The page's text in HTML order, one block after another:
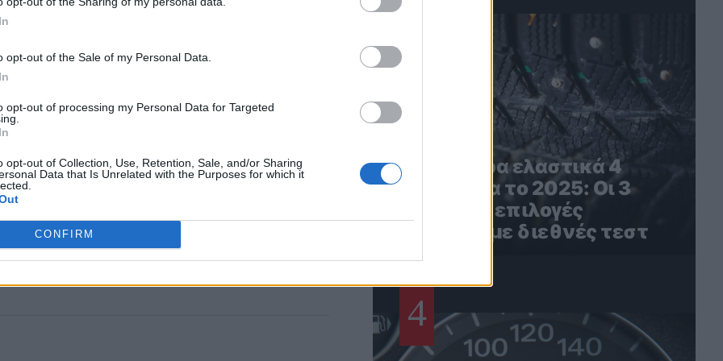
opt-out of the Sale of my Personal Data.
opt-out of processing my Personal Data for Targeted
opt-out of Collection, Use, Retention, Sale, and/or Sharing
Data that Is Unrelated with the Purposes for which it
CONFIRM
πολλές διαφορετικές μυρωδιές, και η
κάνει τη διαφορά μεταξύ του να
που μπορεί να είναι ακριβό να
Τα καλύτερα ελαστικά 4
εποχών για το 2025: Οι 3
καλύτερες επιλογές
σύμφωνα με διεθνές τεστ
4